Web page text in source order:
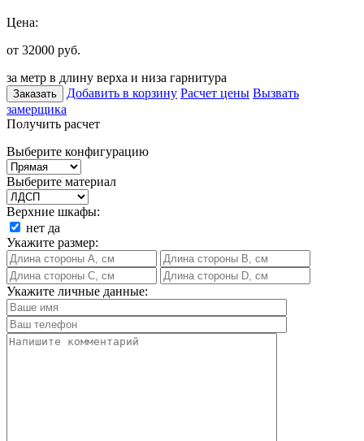
Цена:
от 32000 руб.
за метр в длину верха и низа гарнитура
Заказать Добавить в корзину Расчет цены Вызвать
замерщика
Получить расчет
Выберите конфигурацию
Выберите материал
Верхние шкафы:
нет да
Укажите размер:
Укажите личные данные: